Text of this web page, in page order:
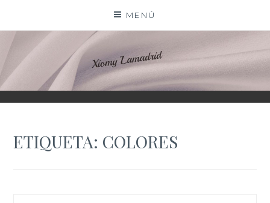
contenido
MENÚ
XIOMY LAMADRID
ETIQUETA: COLORES